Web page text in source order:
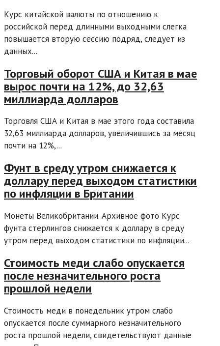
Курс китайской валюты по отношению к
российской перед длинными выходными слегка
повышается вторую сессию подряд, следует из
данных...
Торговый оборот США и Китая в мае
вырос почти на 12%, до 32,63
миллиарда долларов
Торговля США и Китая в мае этого года составила
32,63 миллиарда долларов, увеличившись за месяц
почти на 12%,...
Фунт в среду утром снижается к
доллару перед выходом статистики
по инфляции в Британии
Монеты Великобритании. Архивное фото Курс
фунта стерлингов снижается к доллару в среду
утром перед выходом статистики по инфляции...
Стоимость меди слабо опускается
после незначительного роста
прошлой недели
Стоимость меди в понедельник утром слабо
опускается после суммарного незначительного
роста прошлой недели, свидетельствуют данные